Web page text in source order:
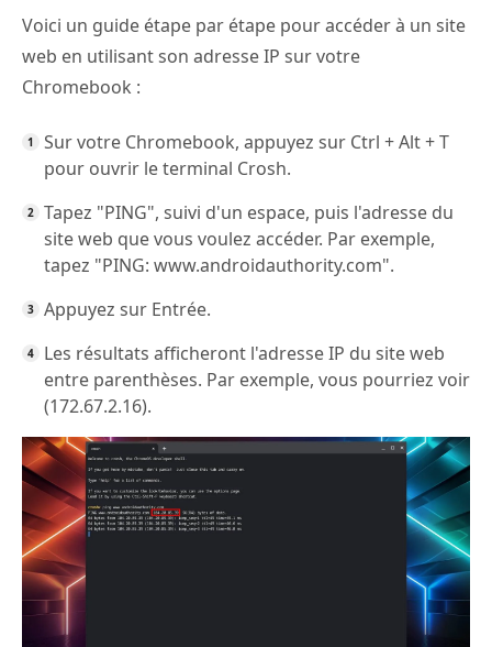
Voici un guide étape par étape pour accéder à un site
web en utilisant son adresse IP sur votre
Chromebook :
Sur votre Chromebook, appuyez sur Ctrl + Alt + T
pour ouvrir le terminal Crosh.
Tapez "PING", suivi d'un espace, puis l'adresse du
site web que vous voulez accéder. Par exemple,
tapez "PING: www.androidauthority.com".
Appuyez sur Entrée.
Les résultats afficheront l'adresse IP du site web
entre parenthèses. Par exemple, vous pourriez voir
(172.67.2.16).